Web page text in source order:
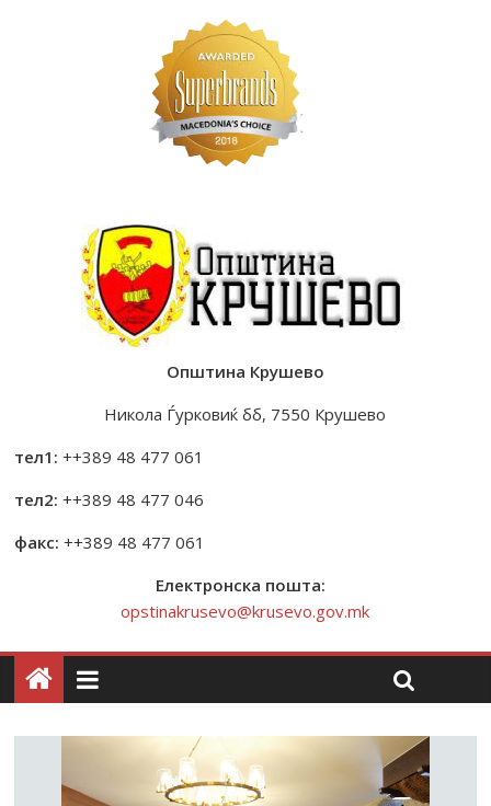
Општина Крушево
Никола Ѓурковиќ бб, 7550 Крушево
тел1: ++389 48 477 061
тел2: ++389 48 477 046
факс: ++389 48 477 061
Електронска пошта:
opstinakrusevo@krusevo.gov.mk